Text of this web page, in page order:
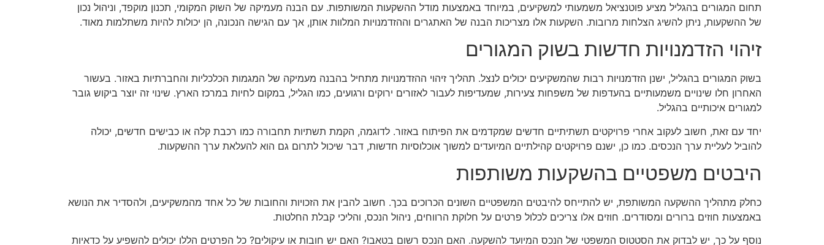
תחום המגורים בהגליל מציע פוטנציאל משמעותי למשקיעים, במיוחד באמצעות מודל ההשקעות המשותפות. עם הבנה מעמיקה של השוק המקומי, תכנון מוקפד, וניהול נכון
של ההשקעות, ניתן להשיג הצלחות מרובות. השקעות אלו מצריכות הבנה של האתגרים וההזדמנויות המלוות אותן, אך עם הגישה הנכונה, הן יכולות להיות משתלמות מאוד.
זיהוי הזדמנויות חדשות בשוק המגורים
בשוק המגורים בהגליל, ישנן הזדמנויות רבות שהמשקיעים יכולים לנצל. תהליך זיהוי ההזדמנויות מתחיל בהבנה מעמיקה של המגמות הכלכליות והחברתיות באזור. בעשור
האחרון חלו שינויים משמעותיים בהעדפות של משפחות צעירות, שמעדיפות לעבור לאזורים ירוקים ורגועים, כמו הגליל, במקום לחיות במרכז הארץ. שינוי זה יוצר ביקוש גובר
למגורים איכותיים בהגליל.
יחד עם זאת, חשוב לעקוב אחרי פרויקטים תשתיתיים חדשים שמקדמים את הפיתוח באזור. לדוגמה, הקמת תשתיות תחבורה כמו רכבת קלה או כבישים חדשים, יכולה
להוביל לעליית ערך הנכסים. כמו כן, ישנם פרויקטים קהילתיים המיועדים למשוך אוכלוסיות חדשות, דבר שיכול לתרום גם הוא להעלאת ערך ההשקעות.
היבטים משפטיים בהשקעות משותפות
כחלק מתהליך ההשקעה המשותפת, יש להתייחס להיבטים המשפטיים השונים הכרוכים בכך. חשוב להבין את הזכויות והחובות של כל אחד מהמשקיעים, ולהסדיר את הנושא
באמצעות חוזים ברורים ומסודרים. חוזים אלו צריכים לכלול פרטים על חלוקת הרווחים, ניהול הנכס, והליכי קבלת החלטות.
נוסף על כך, יש לבדוק את הסטטוס המשפטי של הנכס המיועד להשקעה. האם הנכס רשום בטאבו? האם יש חובות או עיקולים? כל הפרטים הללו יכולים להשפיע על כדאיות